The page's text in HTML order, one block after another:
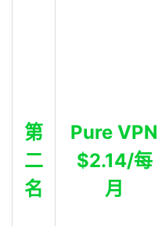
第
二
名
Pure VPN
$2.14/每
月